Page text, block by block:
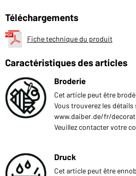
Téléchargements
Fiche technique du produit
Caractéristiques des articles
Broderie
Cet article peut être
Vous trouverez les détails
www.daiber.de/fr/
Veuillez contacter votre
Druck
Cet article peut être